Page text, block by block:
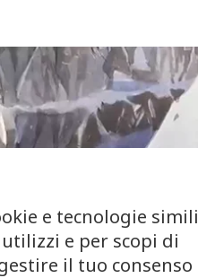
e tecnologie simili
e per scopi di
il tuo consenso